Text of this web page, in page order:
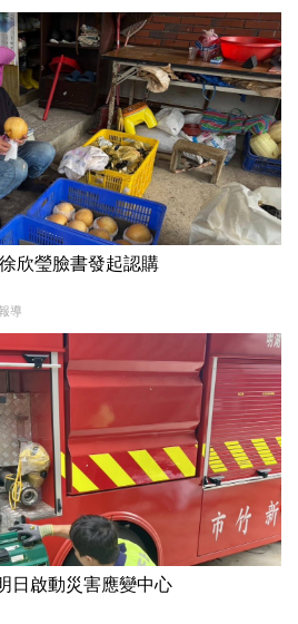
欣瑩臉書發起認購
導
啟動災害應變中心